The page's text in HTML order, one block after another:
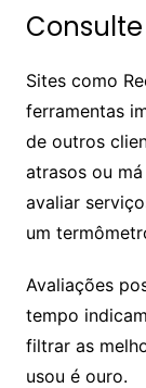
Sites como
ferramentas
de outros
atrasos ou
avaliar
um
Avaliações
tempo
filtrar as
usou é ouro.